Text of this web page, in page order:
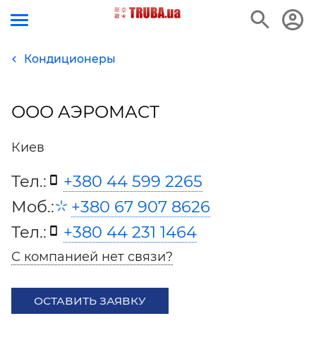
Кондиционеры
ООО АЭРОМАСТ
Киев
Тел.:
+380 44 599 2265
Моб.:
+380 67 907 8626
Тел.:
+380 44 231 1464
С компанией нет связи?
ОСТАВИТЬ ЗАЯВКУ